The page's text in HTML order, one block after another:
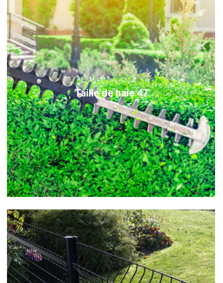
Taille de haie 47